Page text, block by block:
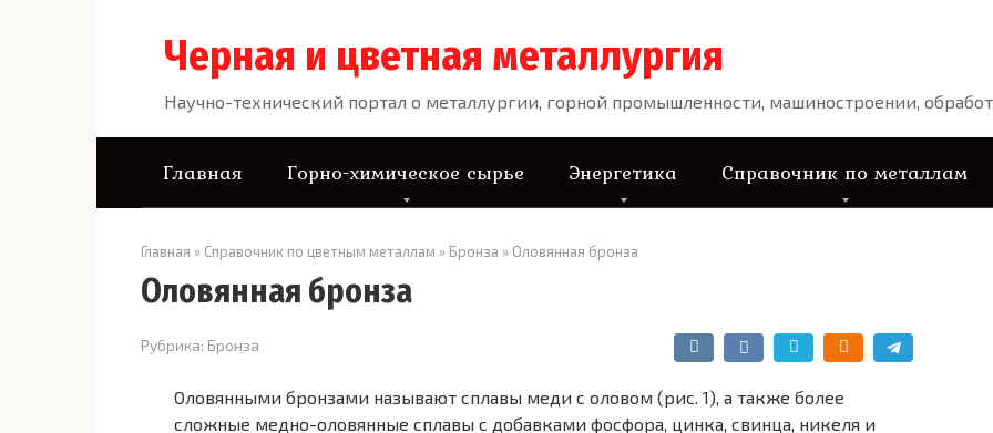
Черная и цветная металлургия
Научно-технический портал о металлургии, горной промышленности, машиностроении,
Главная Горно-химическое сырье Энергетика Справочник по металлам
Главная » Справочник по цветным металлам » Бронза » Оловянная бронза
Оловянная бронза
Рубрика: Бронза
Оловянными бронзами называют сплавы меди с оловом (рис. 1), а также более
сложные медно-оловянные сплавы с добавками фосфора, цинка, свинца, никеля и